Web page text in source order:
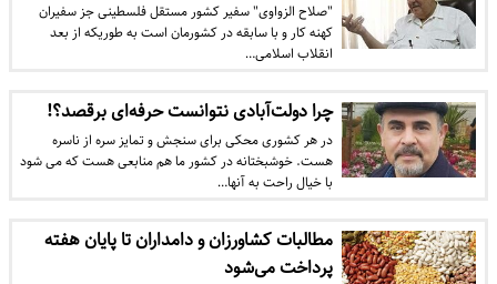
"صلاح الزواوی" سفیر کشور مستقل فلسطینی جز سفیران
کهنه کار و با سابقه در کشورمان است به طوریکه از بعد
انقلاب اسلامی…
چرا دولت‌آبادی نتوانست حرفه‌ای برقصد؟!
در هر کشوری محکی برای سنجش و تمایز سره از ناسره
هست. خوشبختانه در کشور ما هم منابعی هست که می شود
با خیال راحت به آنها…
مطالبات کشاورزان و دامداران تا پایان هفته
پرداخت می‌شود